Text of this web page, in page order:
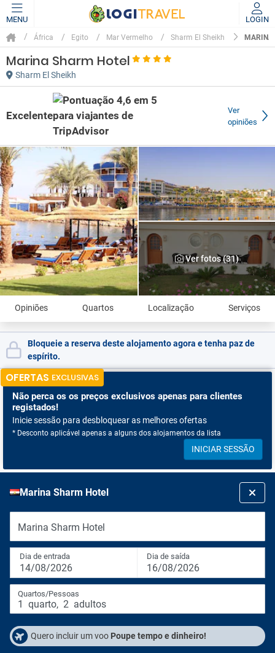
MENU LOGIN
África Egito Mar Vermelho Sharm El Sheikh MARINA
Marina Sharm Hotel
Sharm El Sheikh
Excelente
Ver
opiniões
Ver fotos (31)
Opiniões Quartos Localização Serviços
Bloqueie a reserva deste alojamento agora e tenha paz de
espírito.
OFERTAS EXCLUSIVAS
Não perca os os preços exclusivos apenas para clientes
registados!
Inicie sessão para desbloquear as melhores ofertas
* Desconto aplicável apenas a alguns dos alojamentos da lista
INICIAR SESSÃO
Marina Sharm Hotel
Marina Sharm Hotel
Dia de entrada
14/08/2026
Dia de saída
16/08/2026
Quartos/Pessoas
1 quarto, 2 adultos
Quero incluir um voo Poupe tempo e dinheiro!